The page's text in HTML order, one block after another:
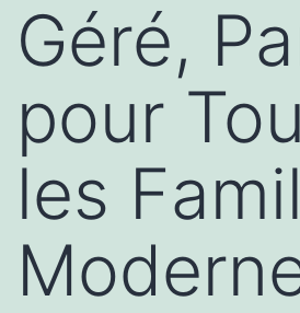
Géré,
pour
les